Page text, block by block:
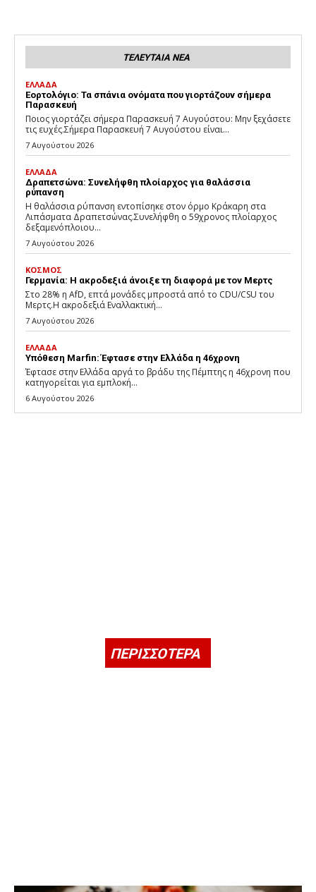
ΤΕΛΕΥΤΑΙΑ ΝΕΑ
ΕΛΛΑΔΑ
Εορτολόγιο: Τα σπάνια ονόματα που γιορτάζουν σήμερα
Παρασκευή
Ποιος γιορτάζει σήμερα Παρασκευή 7 Αυγούστου: Μην ξεχάσετε
τις ευχές.Σήμερα Παρασκευή 7 Αυγούστου είναι...
7 Αυγούστου 2026
ΕΛΛΑΔΑ
Δραπετσώνα: Συνελήφθη πλοίαρχος για θαλάσσια
ρύπανση
Η θαλάσσια ρύπανση εντοπίσηκε στον όρμο Κράκαρη στα
Λιπάσματα Δραπετσώνας.Συνελήφθη ο 59χρονος πλοίαρχος
δεξαμενόπλοιου...
7 Αυγούστου 2026
ΚΟΣΜΟΣ
Γερμανία: Η ακροδεξιά άνοιξε τη διαφορά με τον Μερτς
Στο 28% η AfD, επτά μονάδες μπροστά από το CDU/CSU του
Μερτς.Η ακροδεξιά Εναλλακτική...
7 Αυγούστου 2026
ΕΛΛΑΔΑ
Υπόθεση Marfin: Έφτασε στην Ελλάδα η 46χρονη
Έφτασε στην Ελλάδα αργά το βράδυ της Πέμπτης η 46χρονη που
κατηγορείται για εμπλοκή...
6 Αυγούστου 2026
ΠΕΡΙΣΣΟΤΕΡΑ